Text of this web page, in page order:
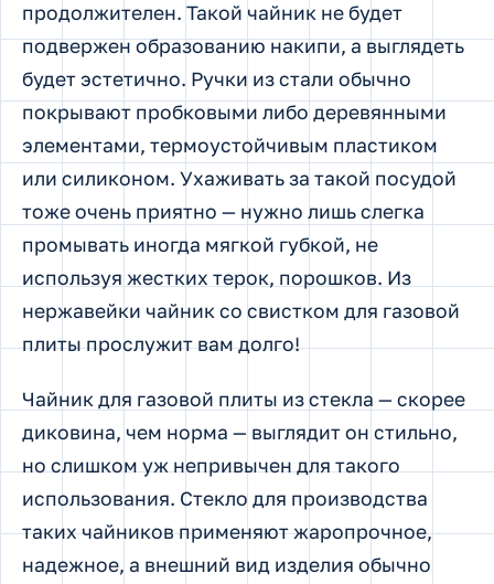
продолжителен. Такой чайник не будет
подвержен образованию накипи, а выглядеть
будет эстетично. Ручки из стали обычно
покрывают пробковыми либо деревянными
элементами, термоустойчивым пластиком
или силиконом. Ухаживать за такой посудой
тоже очень приятно — нужно лишь слегка
промывать иногда мягкой губкой, не
используя жестких терок, порошков. Из
нержавейки чайник со свистком для газовой
плиты прослужит вам долго!
Чайник для газовой плиты из стекла — скорее
диковина, чем норма — выглядит он стильно,
но слишком уж непривычен для такого
использования. Стекло для производства
таких чайников применяют жаропрочное,
надежное, а внешний вид изделия обычно